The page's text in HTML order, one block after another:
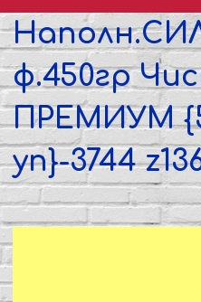
ф.450гр
ПРЕМИУМ
уп}-3744